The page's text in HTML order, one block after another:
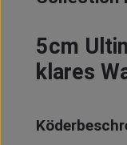
5cm
klares